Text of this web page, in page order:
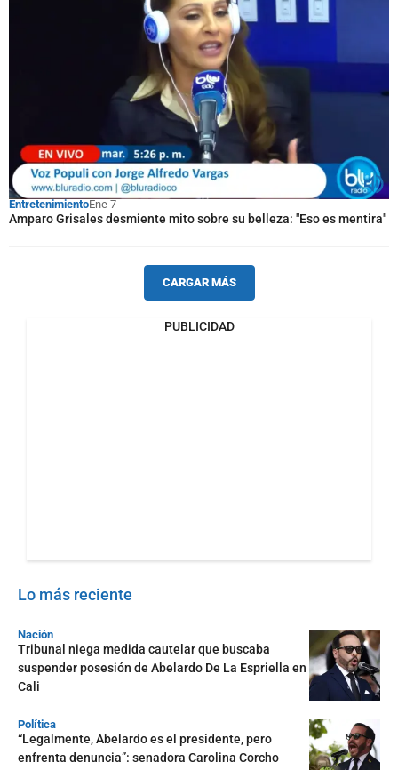
EntretenimientoEne 7
Amparo Grisales desmiente mito sobre su belleza: "Eso es mentira"
CARGAR MÁS
PUBLICIDAD
Lo más reciente
Nación
Tribunal niega medida cautelar que buscaba
suspender posesión de Abelardo De La Espriella en
Cali
Política
“Legalmente, Abelardo es el presidente, pero
enfrenta denuncia”: senadora Carolina Corcho